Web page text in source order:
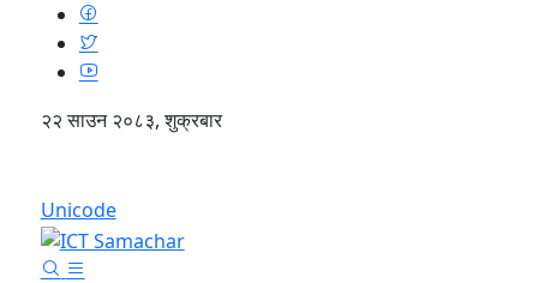
२२ साउन २०८३, शुक्रबार
Unicode